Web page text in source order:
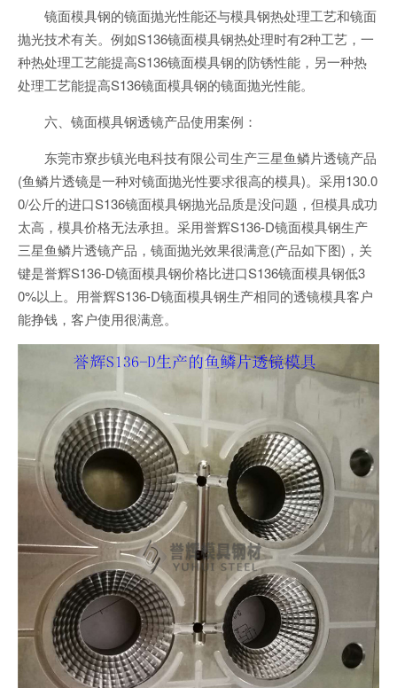
镜面模具钢的镜面抛光性能还与模具钢热处理工艺和镜面
抛光技术有关。例如S136镜面模具钢热处理时有2种工艺，一
种热处理工艺能提高S136镜面模具钢的防锈性能，另一种热
处理工艺能提高S136镜面模具钢的镜面抛光性能。
六、镜面模具钢透镜产品使用案例：
东莞市寮步镇光电科技有限公司生产三星鱼鳞片透镜产品
(鱼鳞片透镜是一种对镜面抛光性要求很高的模具)。采用130.0
0/公斤的进口S136镜面模具钢抛光品质是没问题，但模具成功
太高，模具价格无法承担。采用誉辉S136-D镜面模具钢生产
三星鱼鳞片透镜产品，镜面抛光效果很满意(产品如下图)，关
键是誉辉S136-D镜面模具钢价格比进口S136镜面模具钢低3
0%以上。用誉辉S136-D镜面模具钢生产相同的透镜模具客户
能挣钱，客户使用很满意。